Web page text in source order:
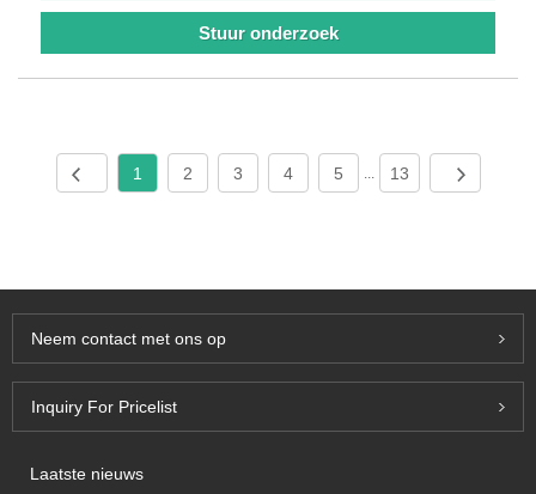
Stuur onderzoek
1 2 3 4 5 ... 13
Neem contact met ons op
Inquiry For Pricelist
Laatste nieuws